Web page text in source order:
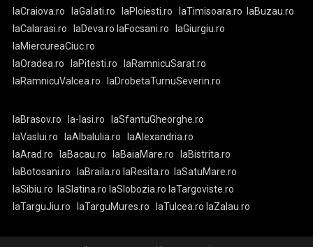
laCraiova.ro
laGalati.ro laPloiesti.ro laTimisoara.ro
laBuzau.ro
laCalarasi.ro
laDeva.ro laFocsani.ro
laGiurgiu.ro
laMiercureaCiuc.ro
laOradea.ro
laPitesti.ro
laRamnicuSarat.ro
laRamnicuValcea.ro
laDrobetaTurnuSeverin.ro
laBrasov.ro la-Iasi.ro
laSfantuGheorghe.ro
laVaslui.ro
laAlbaIulia.ro
laAlexandria.ro
laArad.ro
laBacau.ro laBaiaMare.ro
laBistrita.ro
laBotosani.ro
laBraila.ro laResita.ro
laSatuMare.ro
laSibiu.ro
laSlatina.ro laSlobozia.ro laTargoviste.ro
laTarguJiu.ro
laTarguMures.ro laTulcea.ro laZalau.ro